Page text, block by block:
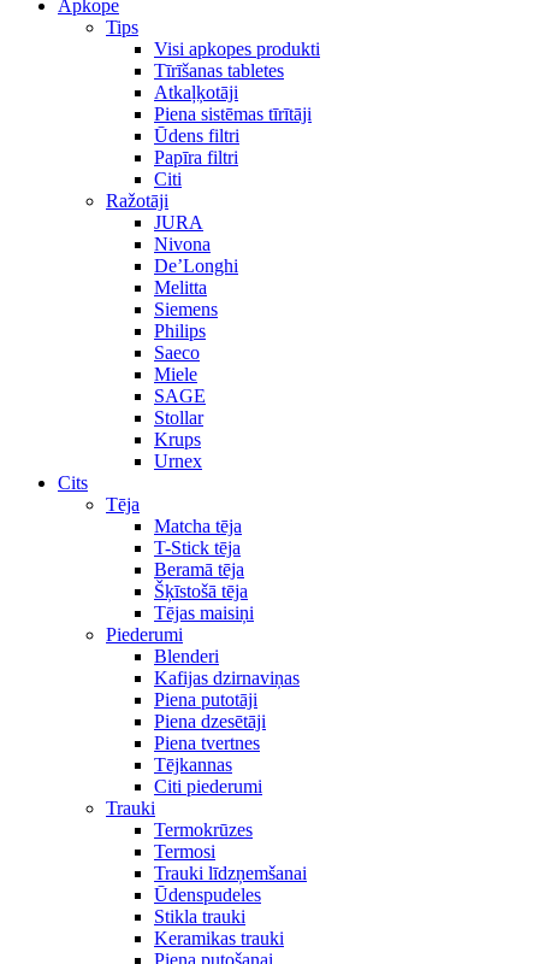
Apkope
Tips
Visi apkopes produkti
Tīrīšanas tabletes
Atkaļķotāji
Piena sistēmas tīrītāji
Ūdens filtri
Papīra filtri
Citi
Ražotāji
JURA
Nivona
De’Longhi
Melitta
Siemens
Philips
Saeco
Miele
SAGE
Stollar
Krups
Urnex
Cits
Tēja
Matcha tēja
T-Stick tēja
Beramā tēja
Šķīstošā tēja
Tējas maisiņi
Piederumi
Blenderi
Kafijas dzirnaviņas
Piena putotāji
Piena dzesētāji
Piena tvertnes
Tējkannas
Citi piederumi
Trauki
Termokrūzes
Termosi
Trauki līdzņemšanai
Ūdenspudeles
Stikla trauki
Keramikas trauki
Piena putošanai